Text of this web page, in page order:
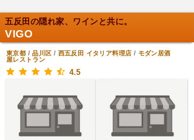
五反田の隠れ家、ワインと共に。
VIGO
東京都 /品川区 / 西五反田 イタリア料理店 / モダン居酒
屋レストラン
4.5